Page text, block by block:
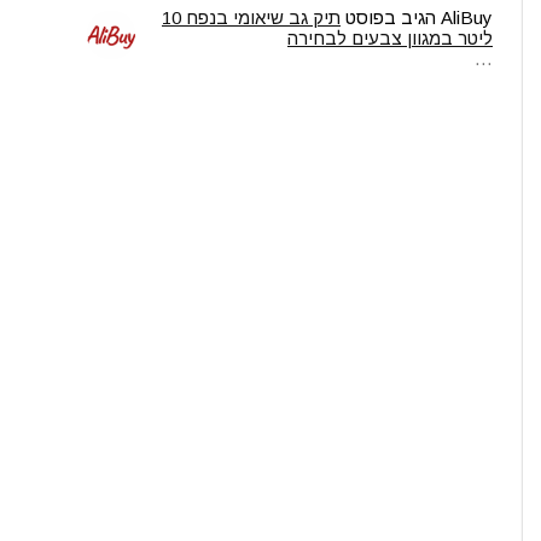
AliBuy הגיב בפוסט
תיק גב שיאומי בנפח 10
ליטר במגוון צבעים לבחירה
…